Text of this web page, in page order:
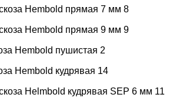
Hembold прямая 7 мм 8
Hembold прямая 9 мм 9
Hembold пушистая 2
Hembold кудрявая 14
Helmbold кудрявая SEP 6 мм 11